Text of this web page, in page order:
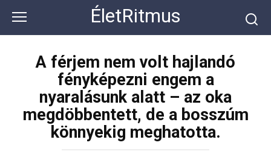
контенту
ÉletRitmus
A férjem nem volt hajlandó
fényképezni engem a
nyaralásunk alatt – az oka
megdöbbentett, de a bosszúm
könnyekig meghatotta.